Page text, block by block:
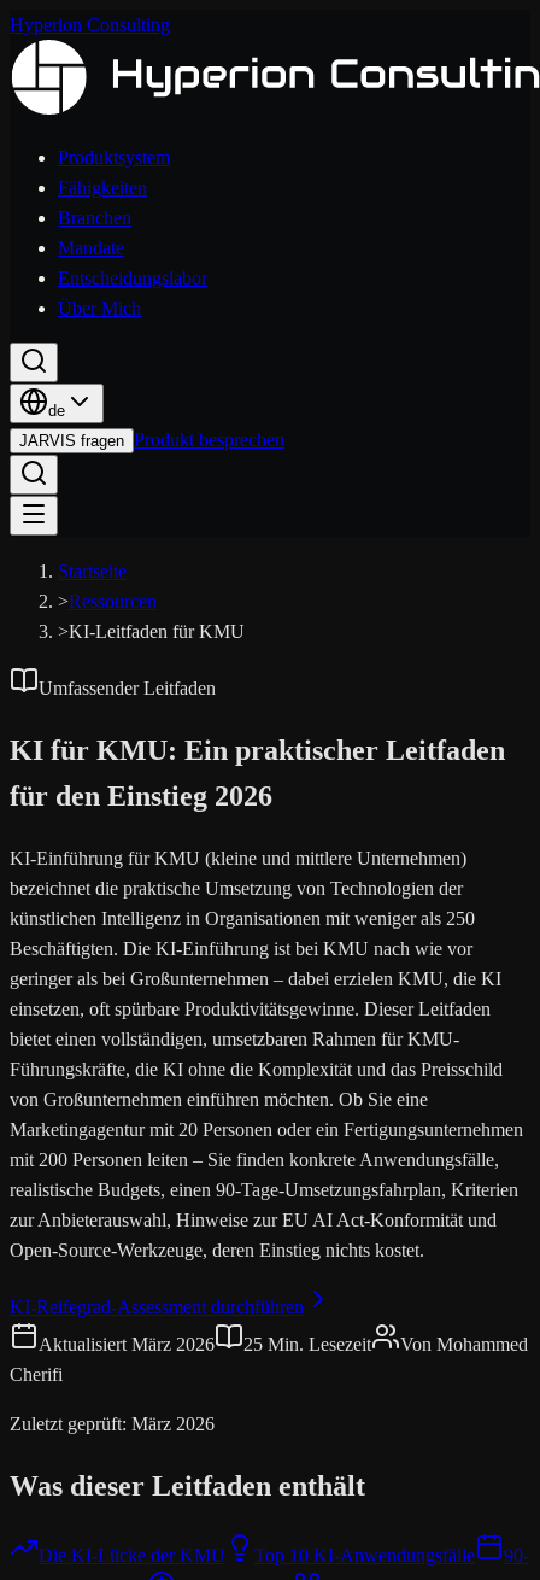
Hyperion Consulting
Produktsystem
Fähigkeiten
Branchen
Mandate
Entscheidungslabor
Über Mich
de
JARVIS fragen Produkt besprechen
Startseite
>Ressourcen
>KI-Leitfaden für KMU
Umfassender Leitfaden
KI für KMU: Ein praktischer Leitfaden
für den Einstieg 2026
KI-Einführung für KMU (kleine und mittlere Unternehmen)
bezeichnet die praktische Umsetzung von Technologien der
künstlichen Intelligenz in Organisationen mit weniger als 250
Beschäftigten. Die KI-Einführung ist bei KMU nach wie vor
geringer als bei Großunternehmen – dabei erzielen KMU, die KI
einsetzen, oft spürbare Produktivitätsgewinne. Dieser Leitfaden
bietet einen vollständigen, umsetzbaren Rahmen für KMU-
Führungskräfte, die KI ohne die Komplexität und das Preisschild
von Großunternehmen einführen möchten. Ob Sie eine
Marketingagentur mit 20 Personen oder ein Fertigungsunternehmen
mit 200 Personen leiten – Sie finden konkrete Anwendungsfälle,
realistische Budgets, einen 90-Tage-Umsetzungsfahrplan, Kriterien
zur Anbieterauswahl, Hinweise zur EU AI Act-Konformität und
Open-Source-Werkzeuge, deren Einstieg nichts kostet.
KI-Reifegrad-Assessment durchführen
Aktualisiert März 2026
25 Min. Lesezeit
Von Mohammed
Cherifi
Zuletzt geprüft: März 2026
Was dieser Leitfaden enthält
Die KI-Lücke der KMU Top 10 KI-Anwendungsfälle
90-